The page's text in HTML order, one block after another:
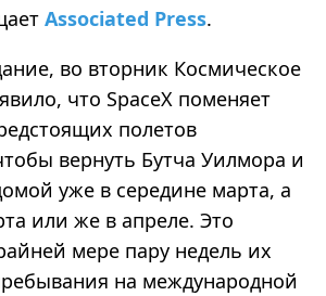
Associated Press.
во вторник Космическое
что SpaceX поменяет
полетов
вернуть Бутча Уилмора и
уже в середине марта, а
или же в апреле. Это
мере пару недель их
на международной